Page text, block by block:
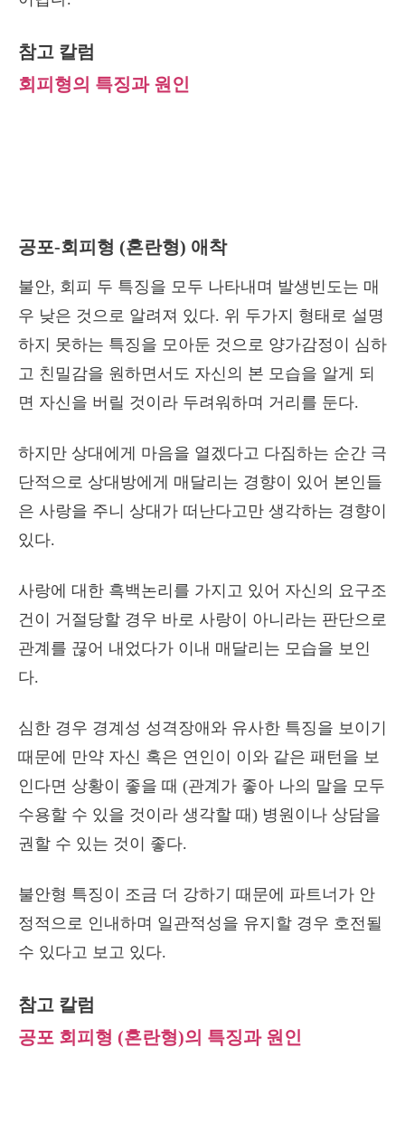
참고 칼럼
회피형의 특징과 원인
공포-회피형 (혼란형) 애착
불안, 회피 두 특징을 모두 나타내며 발생빈도는 매
우 낮은 것으로 알려져 있다. 위 두가지 형태로 설명
하지 못하는 특징을 모아둔 것으로 양가감정이 심하
고 친밀감을 원하면서도 자신의 본 모습을 알게 되
면 자신을 버릴 것이라 두려워하며 거리를 둔다.
하지만 상대에게 마음을 열겠다고 다짐하는 순간 극
단적으로 상대방에게 매달리는 경향이 있어 본인들
은 사랑을 주니 상대가 떠난다고만 생각하는 경향이
있다.
사랑에 대한 흑백논리를 가지고 있어 자신의 요구조
건이 거절당할 경우 바로 사랑이 아니라는 판단으로
관계를 끊어 내었다가 이내 매달리는 모습을 보인
다.
심한 경우 경계성 성격장애와 유사한 특징을 보이기
때문에 만약 자신 혹은 연인이 이와 같은 패턴을 보
인다면 상황이 좋을 때 (관계가 좋아 나의 말을 모두
수용할 수 있을 것이라 생각할 때) 병원이나 상담을
권할 수 있는 것이 좋다.
불안형 특징이 조금 더 강하기 때문에 파트너가 안
정적으로 인내하며 일관적성을 유지할 경우 호전될
수 있다고 보고 있다.
참고 칼럼
공포 회피형 (혼란형)의 특징과 원인